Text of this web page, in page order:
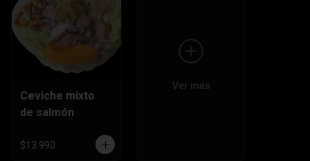
Ceviche mixto
de salmón
$13.990
Ver más